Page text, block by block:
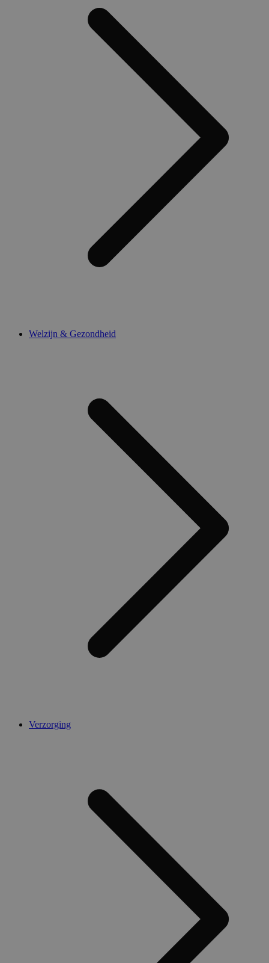
Welzijn & Gezondheid
Verzorging